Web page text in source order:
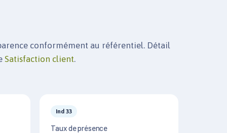
conformément au référentiel. Détail
Satisfaction client.
Ind 33
Taux de présence